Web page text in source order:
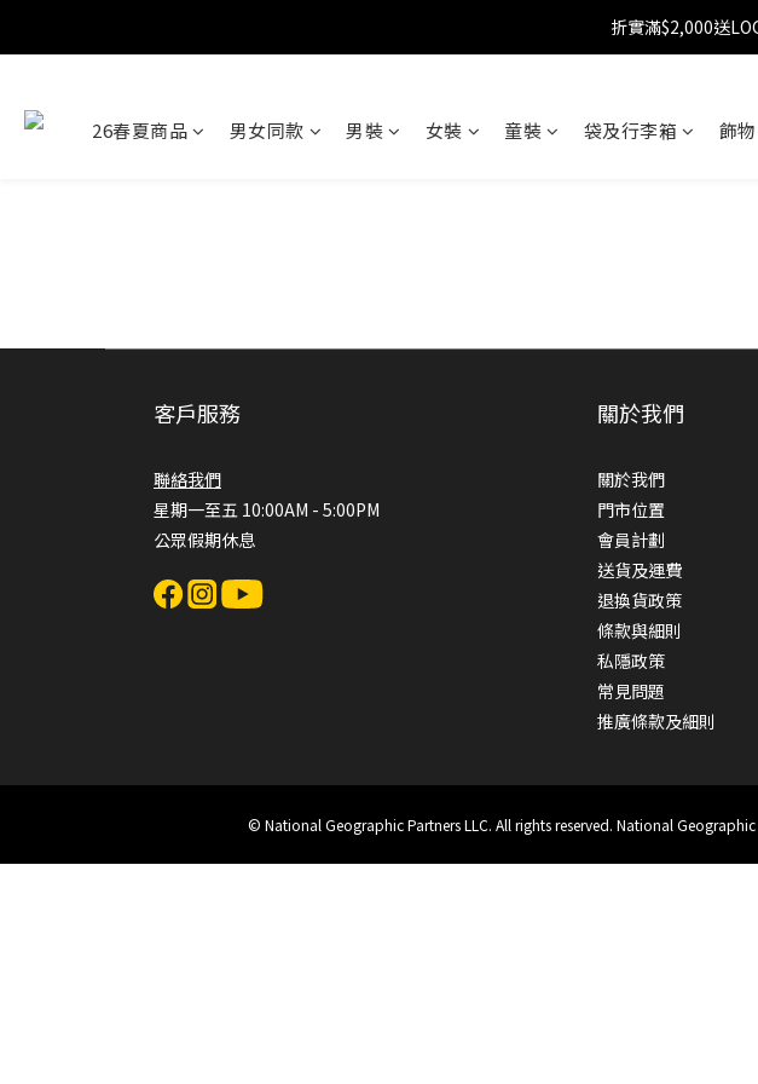
【FINAL
折實滿$2,000送
【FINAL
26春夏商品 男女同款 男裝 女裝 童裝 袋及行李箱 飾物
客戶服務
聯絡我們
星期一至五 10:00AM - 5:00PM
公眾假期休息
關於我們
關於我們
門市位置
會員計劃
送貨及運費
退換貨政策
條款與細則
私隱政策
常見問題
推廣條款及細則
© National Geographic Partners LLC. All rights reserved. National